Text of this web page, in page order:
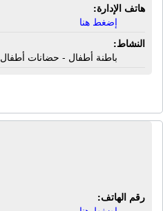
هاتف الإدارة:
إضغط هنا
النشاط:
باطنة أطفال - حضانات أطفال
رقم الهاتف: